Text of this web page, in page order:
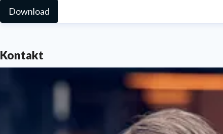
Download
Kontakt